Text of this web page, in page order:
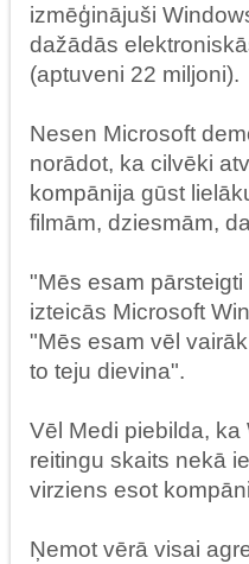
izmēģinājuši
dažādās
(aptuveni 22 miljoni).
Nesen Microsoft
norādot, ka cilvēki
kompānija gūst
filmām, dziesmām,
"Mēs esam
izteicās Microsoft
"Mēs esam vēl
to teju dievina".
Vēl Medi piebilda,
reitingu skaits nekā
virziens esot
Ņemot vērā visai